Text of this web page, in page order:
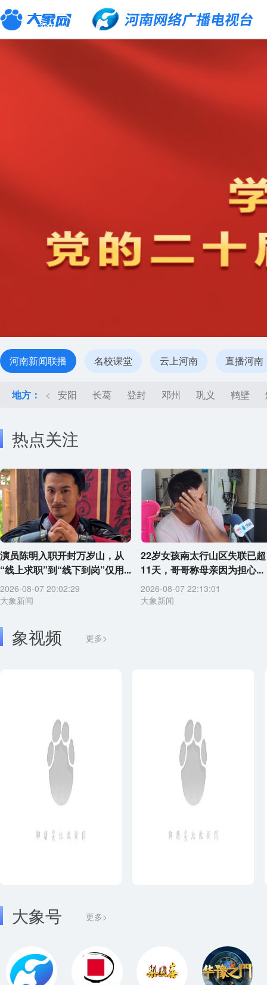
河南新闻联播 名校课堂 云上河南 直播河南
地方： < 安阳 长葛 登封 邓州 巩义 鹤壁
热点关注
演员陈明入职开封万岁山，从
“线上求职”到“线下到岗”仅用...
2026-08-07 20:02:29
大象新闻
22岁女孩南太行山区失联已超
11天，哥哥称母亲因为担心...
2026-08-07 22:13:01
大象新闻
象视频 更多>
大象号 更多>